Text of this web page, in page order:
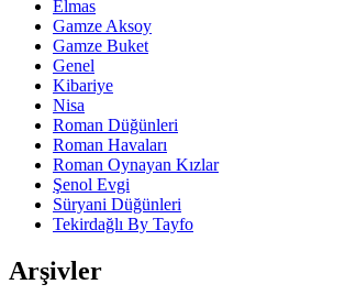
Elmas
Gamze Aksoy
Gamze Buket
Genel
Kibariye
Nisa
Roman Düğünleri
Roman Havaları
Roman Oynayan Kızlar
Şenol Evgi
Süryani Düğünleri
Tekirdağlı By Tayfo
Arşivler